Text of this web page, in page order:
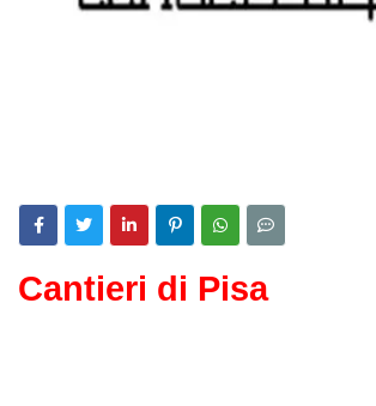
Cantieri di Pisa